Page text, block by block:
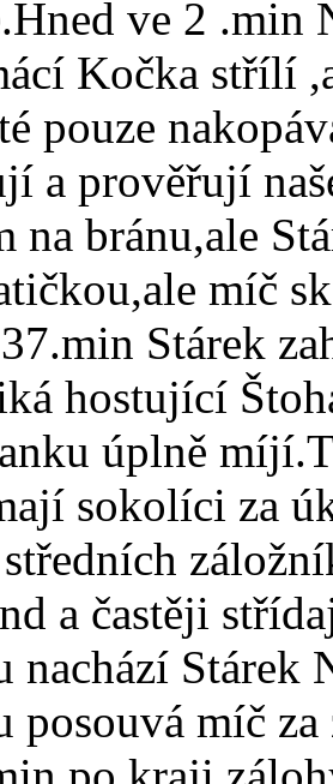
ve 2 .min
Kočka střílí
pouze
a prověřují
na bránu,ale
míč
Stárek
hostující
úplně
sokolíci za
a častěji
nachází Stárek
posouvá míč